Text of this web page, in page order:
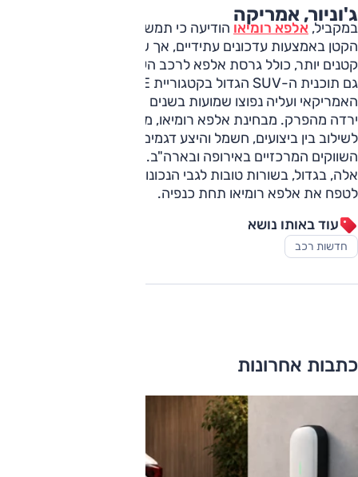
ג'וניור, אמריקה
במקביל, אלפא רומיאו הודיעה כי תמשיך לחזק את דגם הג'וניור
הקטן באמצעות עדכונים עתידיים, אך שללה פיתוח של דגמים
קטנים יותר, כולל גרסת אלפא לרכב העירוני טופולינו.
האמריקאי ועליה נפוצו שמועות בשנים האחרונות, ככל הנראה
ירדה מהפרק. מבחינת אלפא רומיאו, מרכז הכובד עובר כעת
לשילוב בין ביצועים, חשמל והיצע דגמים רחב יותר, בלי לוותר על
השווקים המרכזיים באירופה ובארה"ב.
אלה, בגדול, בשורות טובות לגבי הנכונות של סטלנטיס להמשיך
לטפח את אלפא רומיאו תחת כנפיה.
עוד באותו נושא
חדשות רכב
כתבות אחרונות